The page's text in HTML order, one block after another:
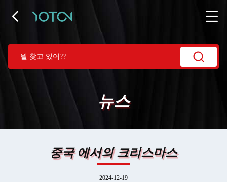
뉴스
중국 에서의 크리스마스
2024-12-19